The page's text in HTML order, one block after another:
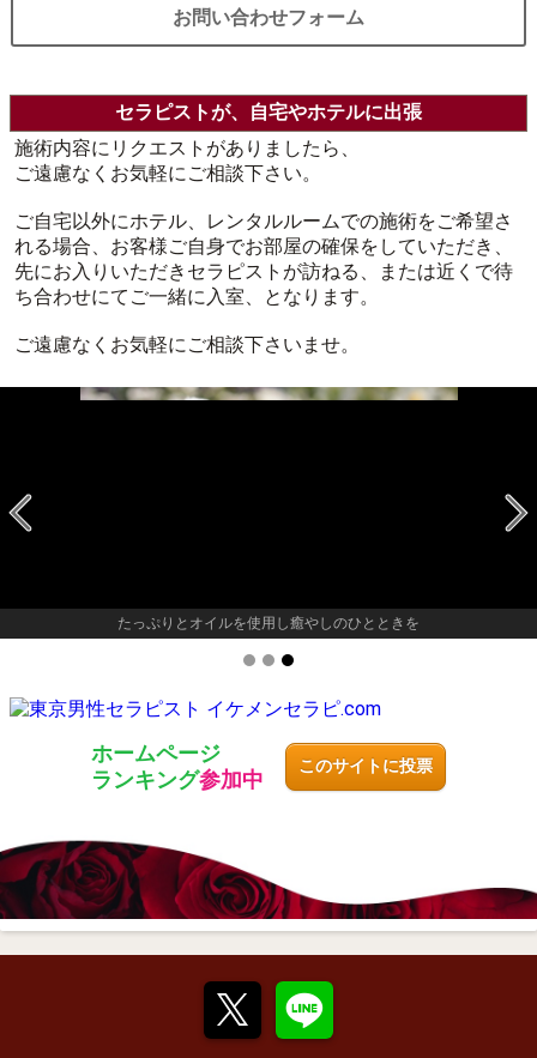
お問い合わせフォーム
セラピストが、自宅やホテルに出張
施術内容にリクエストがありましたら、
ご遠慮なくお気軽にご相談下さい。
ご自宅以外にホテル、レンタルルームでの施術をご希望さ
れる場合、お客様ご自身でお部屋の確保をしていただき、
先にお入りいただきセラピストが訪ねる、または近くで待
ち合わせにてご一緒に入室、となります。
ご遠慮なくお気軽にご相談下さいませ。
たっぷりとオイルを使用し癒やしのひとときを
ホームページ
ランキング参加中
このサイトに投票